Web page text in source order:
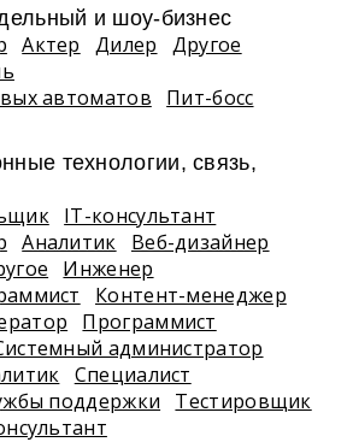
и шоу-бизнес
Актер Дилер
Другое
автоматов
Пит-босс
технологии, связь,
IT-консультант
Аналитик
Веб-дизайнер
Инженер
Контент-менеджер
Программист
администратор
Специалист
поддержки
Тестировщик